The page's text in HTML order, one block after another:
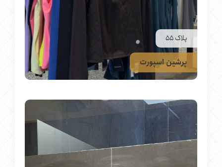
پلاک 55
پرشین اسپورت